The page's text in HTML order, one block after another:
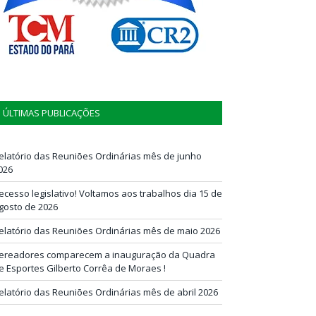
ÚLTIMAS PUBLICAÇÕES
das Reuniões Ordinárias mês de junho
legislativo! Voltamos aos trabalhos dia 15 de
de 2026
das Reuniões Ordinárias mês de maio 2026
comparecem a inauguração da Quadra
Esportes Gilberto Corrêa de Moraes !
das Reuniões Ordinárias mês de abril 2026